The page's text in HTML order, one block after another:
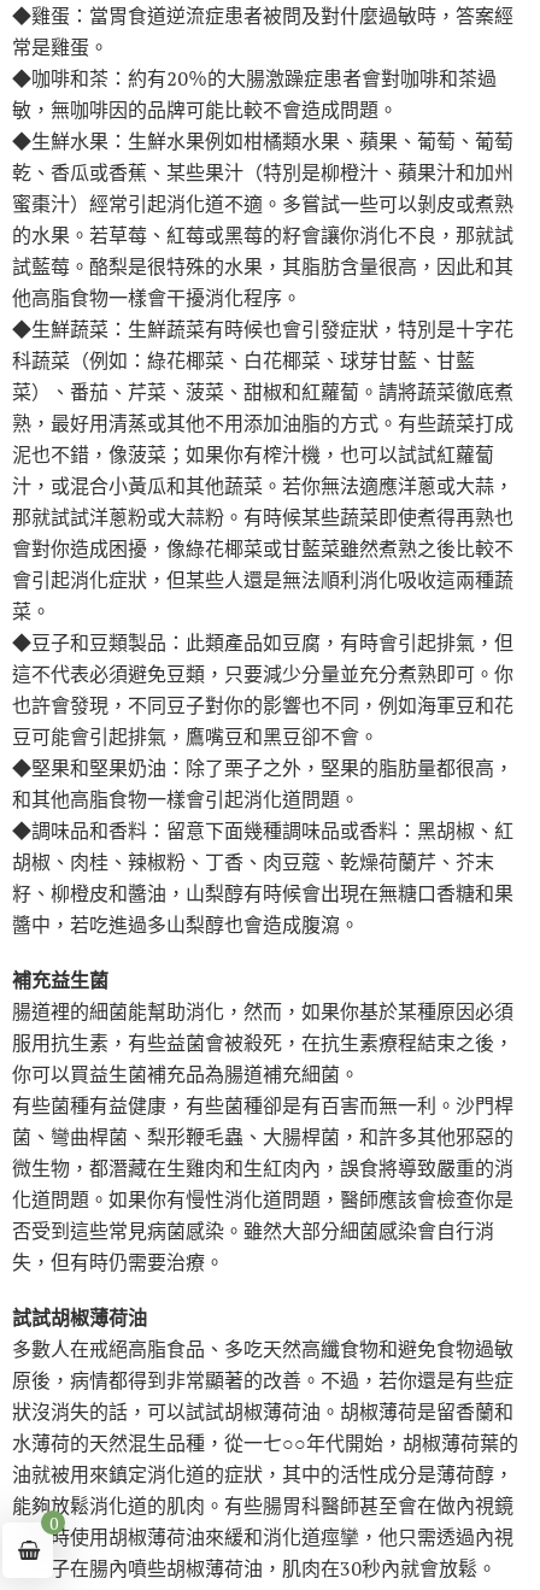
◆雞蛋：當胃食道逆流症患者被問及對什麼過敏時，答案經
常是雞蛋。
◆咖啡和茶：約有20％的大腸激躁症患者會對咖啡和茶過
敏，無咖啡因的品牌可能比較不會造成問題。
◆生鮮水果：生鮮水果例如柑橘類水果、蘋果、葡萄、葡萄
乾、香瓜或香蕉、某些果汁（特別是柳橙汁、蘋果汁和加州
蜜棗汁）經常引起消化道不適。多嘗試一些可以剝皮或煮熟
的水果。若草莓、紅莓或黑莓的籽會讓你消化不良，那就試
試藍莓。酪梨是很特殊的水果，其脂肪含量很高，因此和其
他高脂食物一樣會干擾消化程序。
◆生鮮蔬菜：生鮮蔬菜有時候也會引發症狀，特別是十字花
科蔬菜（例如：綠花椰菜、白花椰菜、球芽甘藍、甘藍
菜）、番茄、芹菜、菠菜、甜椒和紅蘿蔔。請將蔬菜徹底煮
熟，最好用清蒸或其他不用添加油脂的方式。有些蔬菜打成
泥也不錯，像菠菜；如果你有榨汁機，也可以試試紅蘿蔔
汁，或混合小黃瓜和其他蔬菜。若你無法適應洋蔥或大蒜，
那就試試洋蔥粉或大蒜粉。有時候某些蔬菜即使煮得再熟也
會對你造成困擾，像綠花椰菜或甘藍菜雖然煮熟之後比較不
會引起消化症狀，但某些人還是無法順利消化吸收這兩種蔬
菜。
◆豆子和豆類製品：此類產品如豆腐，有時會引起排氣，但
這不代表必須避免豆類，只要減少分量並充分煮熟即可。你
也許會發現，不同豆子對你的影響也不同，例如海軍豆和花
豆可能會引起排氣，鷹嘴豆和黑豆卻不會。
◆堅果和堅果奶油：除了栗子之外，堅果的脂肪量都很高，
和其他高脂食物一樣會引起消化道問題。
◆調味品和香料：留意下面幾種調味品或香料：黑胡椒、紅
胡椒、肉桂、辣椒粉、丁香、肉豆蔻、乾燥荷蘭芹、芥末
籽、柳橙皮和醬油，山梨醇有時候會出現在無糖口香糖和果
醬中，若吃進過多山梨醇也會造成腹瀉。
補充益生菌
腸道裡的細菌能幫助消化，然而，如果你基於某種原因必須
服用抗生素，有些益菌會被殺死，在抗生素療程結束之後，
你可以買益生菌補充品為腸道補充細菌。
有些菌種有益健康，有些菌種卻是有百害而無一利。沙門桿
菌、彎曲桿菌、梨形鞭毛蟲、大腸桿菌，和許多其他邪惡的
微生物，都潛藏在生雞肉和生紅肉內，誤食將導致嚴重的消
化道問題。如果你有慢性消化道問題，醫師應該會檢查你是
否受到這些常見病菌感染。雖然大部分細菌感染會自行消
失，但有時仍需要治療。
試試胡椒薄荷油
多數人在戒絕高脂食品、多吃天然高纖食物和避免食物過敏
原後，病情都得到非常顯著的改善。不過，若你還是有些症
狀沒消失的話，可以試試胡椒薄荷油。胡椒薄荷是留香蘭和
水薄荷的天然混生品種，從一七○○年代開始，胡椒薄荷葉的
油就被用來鎮定消化道的症狀，其中的活性成分是薄荷醇，
能夠放鬆消化道的肌肉。有些腸胃科醫師甚至會在做內視鏡
檢查時使用胡椒薄荷油來緩和消化道痙攣，他只需透過內視
鏡管子在腸內噴些胡椒薄荷油，肌肉在30秒內就會放鬆。
0